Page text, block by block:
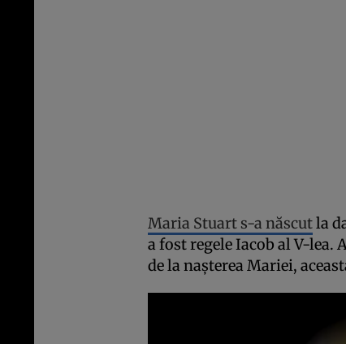
Maria Stuart s-a născutla
a fost regele Iacob al V-lea.
de la nașterea Mariei,